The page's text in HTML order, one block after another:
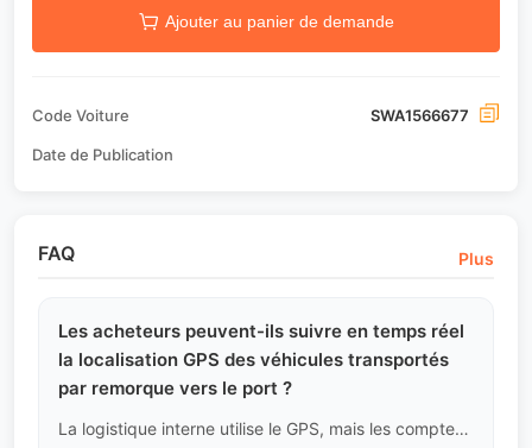
Ajouter au panier de demande
Code Voiture SWA1566677
Date de Publication
FAQ Plus
Les acheteurs peuvent-ils suivre en temps réel
la localisation GPS des véhicules transportés
par remorque vers le port ?
La logistique interne utilise le GPS, mais les comptes de connexion directe ne sont pas ouverts au public. Nous avons mis en place un "système de rapport par nœud" : lorsque le véhicule est chargé sur la remorque, arrive au port et termine le dédouanement, notre service client vous enverra proactivement des photos sur site avec un filigrane.